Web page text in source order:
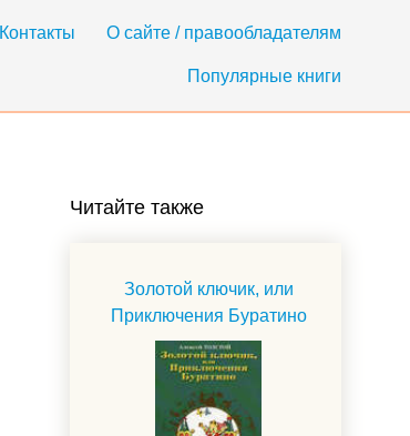
Контакты О сайте / правообладателям
Популярные книги
Читайте также
Золотой ключик, или
Приключения Буратино